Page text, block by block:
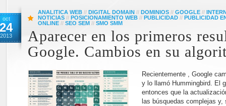
oct
24
2013
ANALITICA WEB // DIGITAL DOMAIN // DOMINIOS // GOOGLE //
NOTICIAS // POSICIONAMIENTO WEB // PUBLICIDAD // PUBLICIDAD
ONLINE // SEO SEM // SMO SMM
Aparecer en los primeros
Google. Cambios en su
Recientemente , Google
y lo llamó Hummingbird. El
entonces que la
las búsquedas complejas